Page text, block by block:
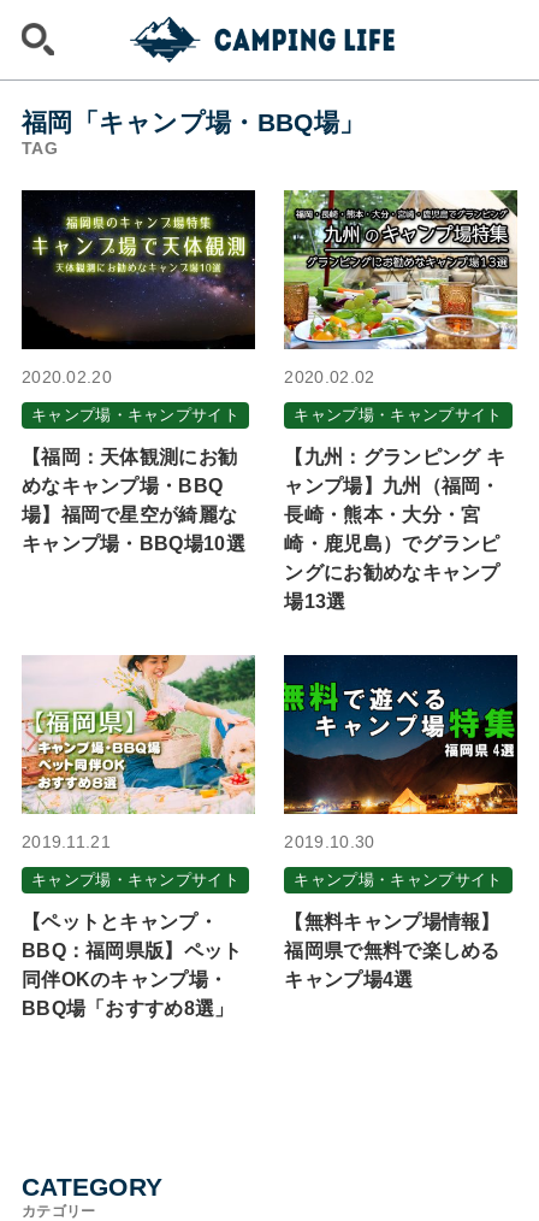
福岡「キャンプ場・BBQ場」
TAG
2020.02.20
キャンプ場・キャンプサイト
【福岡：天体観測にお勧
めなキャンプ場・BBQ
場】福岡で星空が綺麗な
キャンプ場・BBQ場10選
2020.02.02
キャンプ場・キャンプサイト
【九州：グランピング キ
ャンプ場】九州（福岡・
長崎・熊本・大分・宮
崎・鹿児島）でグランピ
ングにお勧めなキャンプ
場13選
2019.11.21
キャンプ場・キャンプサイト
【ペットとキャンプ・
BBQ：福岡県版】ペット
同伴OKのキャンプ場・
BBQ場「おすすめ8選」
2019.10.30
キャンプ場・キャンプサイト
【無料キャンプ場情報】
福岡県で無料で楽しめる
キャンプ場4選
CATEGORY
カテゴリー